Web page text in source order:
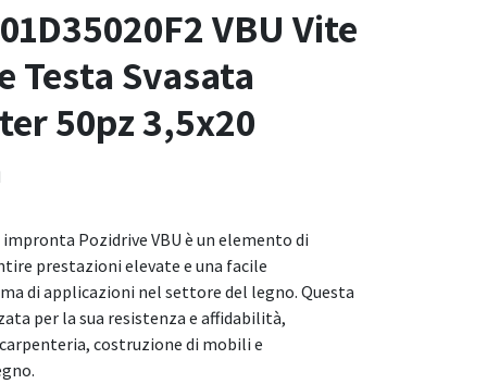
VBU Vite
Testa Svasata
50pz 3,5x20
Pozidrive VBU è un elemento di
prestazioni elevate e una facile
di applicazioni nel settore del legno. Questa
per la sua resistenza e affidabilità,
costruzione di mobili e